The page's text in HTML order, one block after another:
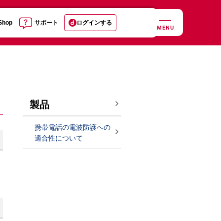
サポート ログインする
MENU
製品
携帯電話の電波防護への
適合性について